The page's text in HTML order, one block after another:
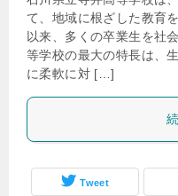
て、地域に根ざした教育
以来、多くの卒業生を社
等学校の最大の特長は、
に柔軟に対 […]
Tweet